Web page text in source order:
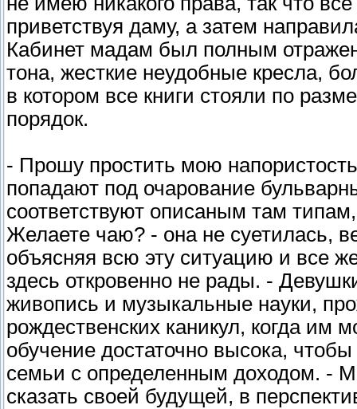
приветствуя даму, а затем
Кабинет мадам был полным
тона, жесткие неудобные кресла,
в котором все книги стояли по
порядок.
- Прошу простить мою
попадают под очарование
соответствуют описаным там
Желаете чаю? - она не суетилась,
объясняя всю эту ситуацию и все
здесь откровенно не рады. -
живопись и музыкальные науки,
рождественских каникул, когда им
обучение достаточно высока,
семьи с определенным доходом. -
сказать своей будущей, в